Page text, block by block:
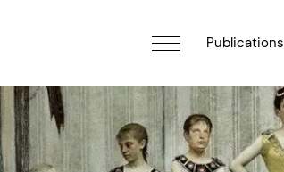
Publications